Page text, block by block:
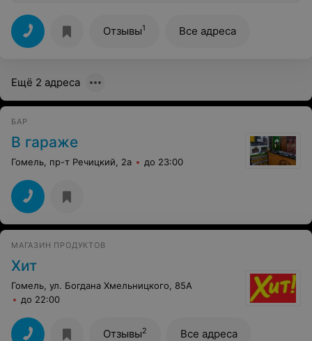
ужасно.
Отзывы1 Все адреса
Ещё 2 адреса
БАР
В гараже
Гомель, пр-т Речицкий, 2а до 23:00
МАГАЗИН ПРОДУКТОВ
Хит
Гомель, ул. Богдана Хмельницкого, 85А
до 22:00
Отзывы2 Все адреса